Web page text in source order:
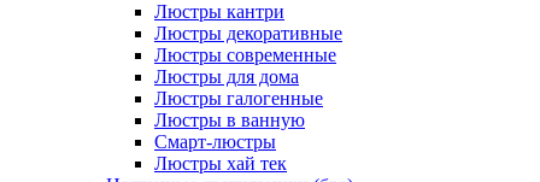
Люстры кантри
Люстры декоративные
Люстры современные
Люстры для дома
Люстры галогенные
Люстры в ванную
Смарт-люстры
Люстры хай тек